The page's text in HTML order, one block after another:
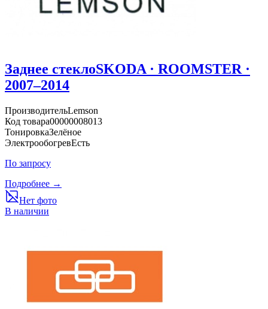
Заднее стеклоSKODA · ROOMSTER ·
2007–2014
ПроизводительLemson
Код товара00000008013
ТонировкаЗелёное
ЭлектрообогревЕсть
По запросу
Подробнее →
Нет фото
В наличии